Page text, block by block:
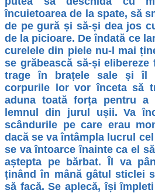
încuietoarea de la spate, să
de pe gură și să-și dea jos
de la picioare. De îndată ce
curelele din piele nu-l mai
se grăbească să-și
trage în brațele sale și îl
corpurile lor vor înceta să
aduna toată forța pentru
lemnul din jurul ușii. Va
scândurile pe care erau
dacă se va întâmpla lucrul
se va întoarce înainte ca el
aștepta pe bărbat. Îl va
ținând în mână gâtul sticlei
să facă. Se aplecă, își